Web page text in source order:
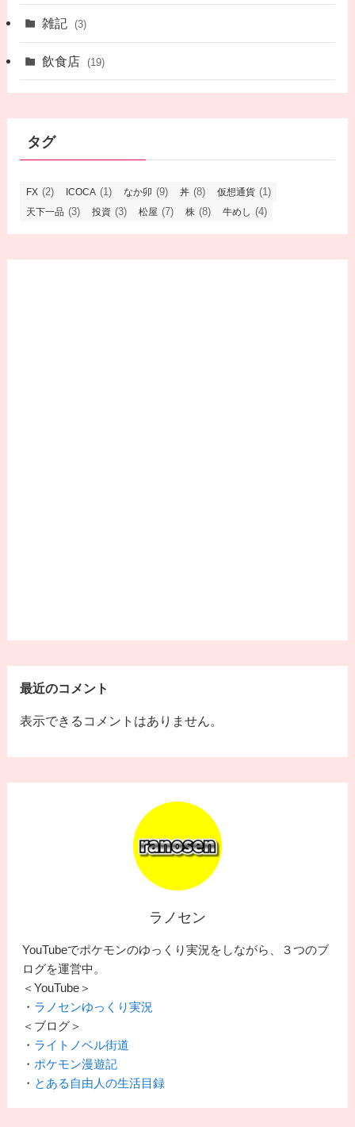
雑記 (3)
飲食店 (19)
タグ
FX (2) ICOCA (1) なか卯 (9) 丼 (8) 仮想通貨 (1)
天下一品 (3) 投資 (3) 松屋 (7) 株 (8) 牛めし (4)
最近のコメント
表示できるコメントはありません。
ラノセン
YouTubeでポケモンのゆっくり実況をしながら、３つのブ
ログを運営中。
＜YouTube＞
・ ラノセンゆっくり実況
＜ブログ＞
・ ライトノベル街道
・ ポケモン漫遊記
・ とある自由人の生活目録